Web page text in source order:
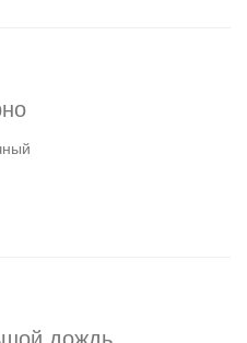
дождь